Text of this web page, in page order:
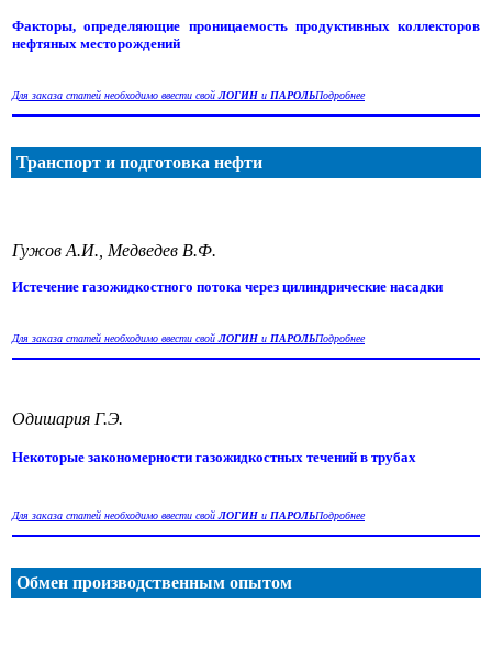
Факторы, определяющие проницаемость продуктивных коллекторов
нефтяных месторождений
Для заказа статей необходимо ввести свойЛОГИН и ПАРОЛЬПодробнее
Транспорт и подготовка нефти
Гужов А.И., Медведев В.Ф.
Истечение газожидкостного потока через цилиндрические насадки
Для заказа статей необходимо ввести свойЛОГИН и ПАРОЛЬПодробнее
Одишария Г.Э.
Некоторые закономерности газожидкостных течений в трубах
Для заказа статей необходимо ввести свойЛОГИН и ПАРОЛЬПодробнее
Обмен производственным опытом